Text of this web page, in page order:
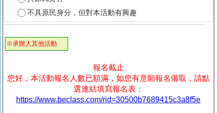
不具原民身分，但對本活動有興趣
※承辦人其他活動
報名截止
您好，本活動報名人數已額滿，如您有意願報名備取，請點
選連結填寫報名表：
https://www.beclass.com/rid=30500b7689415c3a8f5e